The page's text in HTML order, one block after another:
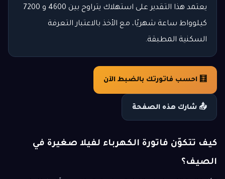
يعتمد هذا التقدير على استهلاك يتراوح بين 4600 و 7200
كيلوواط ساعة شهريًا، مع الأخذ بالاعتبار التعرفة
السكنية المطبقة.
🧮 احسب فاتورتك بالضبط الآن
📤 شارك هذه الصفحة
كيف تتكوّن فاتورة الكهرباء لفيلا صغيرة في
الصيف؟